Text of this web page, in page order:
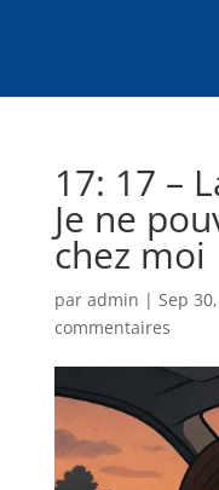
17: 17 –
Je ne
chez moi
par admin | Sep
commentaires